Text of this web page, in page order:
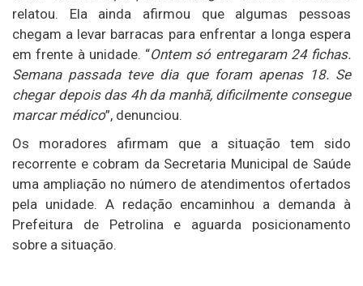
relatou. Ela ainda afirmou que algumas pessoas
chegam a levar barracas para enfrentar a longa espera
em frente à unidade. “Ontem só entregaram 24 fichas.
Semana passada teve dia que foram apenas 18. Se
chegar depois das 4h da manhã, dificilmente consegue
marcar médico”, denunciou.
Os moradores afirmam que a situação tem sido
recorrente e cobram da Secretaria Municipal de Saúde
uma ampliação no número de atendimentos ofertados
pela unidade. A redação encaminhou a demanda à
Prefeitura de Petrolina e aguarda posicionamento
sobre a situação.